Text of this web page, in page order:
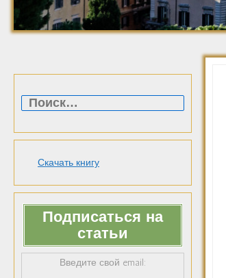
Скачать книгу
Подписаться на
статьи
Введите свой email: